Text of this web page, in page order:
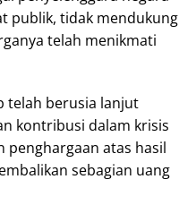
publik, tidak mendukung
telah menikmati
telah berusia lanjut
kontribusi dalam krisis
penghargaan atas hasil
sebagian uang